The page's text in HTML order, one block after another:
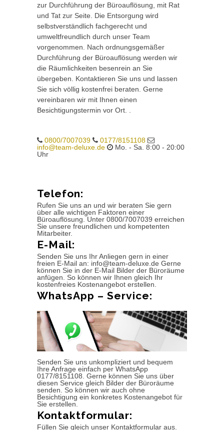
zur Durchführung der Büroauflösung, mit Rat
und Tat zur Seite. Die Entsorgung wird
selbstverständlich fachgerecht und
umweltfreundlich durch unser Team
vorgenommen. Nach ordnungsgemäßer
Durchführung der Büroauflösung werden wir
die Räumlichkeiten besenrein an Sie
übergeben. Kontaktieren Sie uns und lassen
Sie sich völlig kostenfrei beraten. Gerne
vereinbaren wir mit Ihnen einen
Besichtigungstermin vor Ort. .
0800/7007039
0177/8151108
info@team-deluxe.de
Mo. - Sa. 8:00 - 20:00
Uhr
Telefon:
Rufen Sie uns an und wir beraten Sie gern
über alle wichtigen Faktoren einer
Büroauflösung. Unter 0800/7007039 erreichen
Sie unsere freundlichen und kompetenten
Mitarbeiter.
E-Mail:
Senden Sie uns Ihr Anliegen gern in einer
freien E-Mail an: info@team-deluxe.de Gerne
können Sie in der E-Mail Bilder der Büroräume
anfügen. So können wir Ihnen gleich Ihr
kostenfreies Kostenangebot erstellen.
WhatsApp – Service:
Senden Sie uns unkompliziert und bequem
Ihre Anfrage einfach per WhatsApp
0177/8151108. Gerne können Sie uns über
diesen Service gleich Bilder der Büroräume
senden. So können wir auch ohne
Besichtigung ein konkretes Kostenangebot für
Sie erstellen.
Kontaktformular:
Füllen Sie gleich unser Kontaktformular aus.